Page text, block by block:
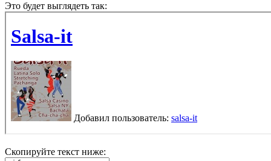
Это будет выглядеть так:
Скопируйте текст ниже: